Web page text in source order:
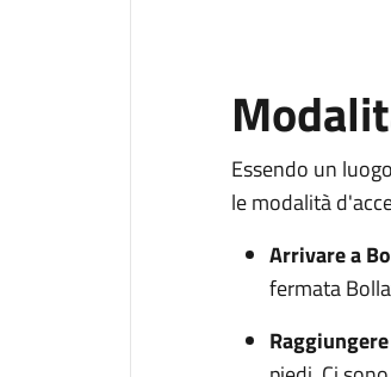
Essendo un
le modalità
Arrivare a
fermata